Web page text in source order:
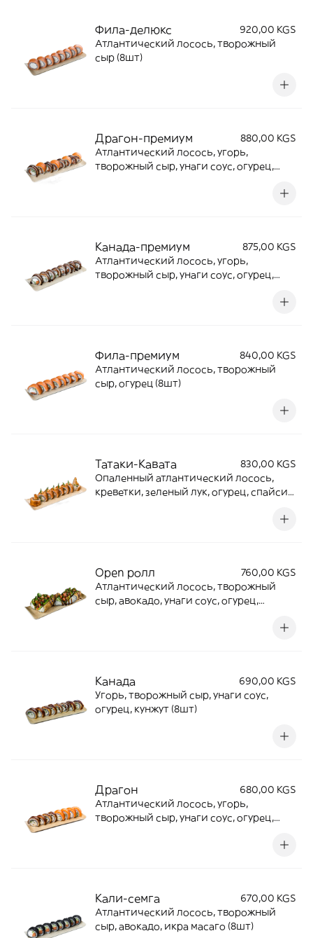
Фила-делюкс
920,00 KGS
Атлантический лосось, творожный
сыр (8шт)
Драгон-премиум
880,00 KGS
Атлантический лосось, угорь,
творожный сыр, унаги соус, огурец,
Канада-премиум
875,00 KGS
Атлантический лосось, угорь,
творожный сыр, унаги соус, огурец,
Фила-премиум
840,00 KGS
Атлантический лосось, творожный
сыр, огурец (8шт)
Татаки-Кавата
830,00 KGS
Опаленный атлантический лосось,
креветки, зеленый лук, огурец, спайси
Open ролл
760,00 KGS
Атлантический лосось, творожный
сыр, авокадо, унаги соус, огурец,
Канада
690,00 KGS
Угорь, творожный сыр, унаги соус,
огурец, кунжут (8шт)
Драгон
680,00 KGS
Атлантический лосось, угорь,
творожный сыр, унаги соус, огурец,
Кали-семга
670,00 KGS
Атлантический лосось, творожный
сыр, авокадо, икра масаго (8шт)